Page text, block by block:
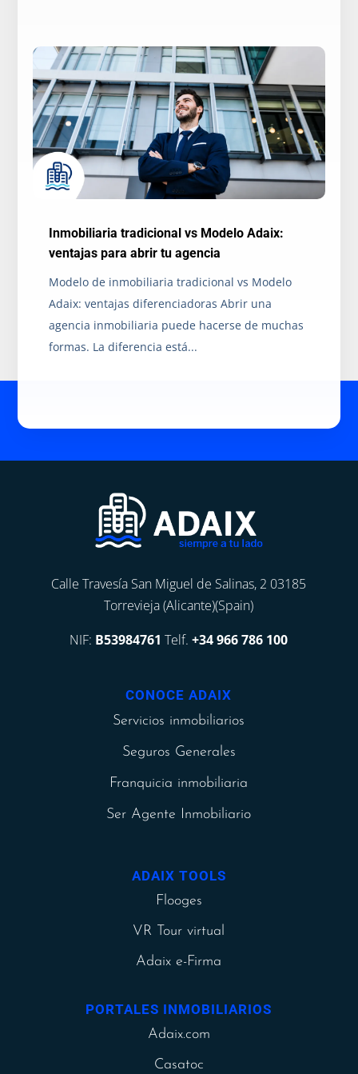
Inmobiliaria tradicional vs Modelo Adaix:
ventajas para abrir tu agencia
Modelo de inmobiliaria tradicional vs Modelo
Adaix: ventajas diferenciadoras Abrir una
agencia inmobiliaria puede hacerse de muchas
formas. La diferencia está...
Calle Travesía San Miguel de Salinas, 2 03185
Torrevieja (Alicante)(Spain)
NIF: B53984761 Telf.+34 966 786 100
CONOCE ADAIX
Servicios inmobiliarios
Seguros Generales
Franquicia inmobiliaria
Ser Agente Inmobiliario
ADAIX TOOLS
Flooges
VR Tour virtual
Adaix e-Firma
PORTALES INMOBILIARIOS
Adaix.com
Casatoc